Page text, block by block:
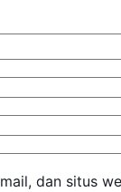
dan situs